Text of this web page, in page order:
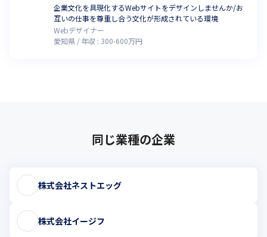
企業文化を具現化するWebサイトをデザインしませんか/お
互いの仕事を尊重し合う文化が形成されている環境
Webデザイナー
愛知県
年収 : 300-600万円
同じ業種の企業
株式会社ネストエッグ
株式会社イージフ